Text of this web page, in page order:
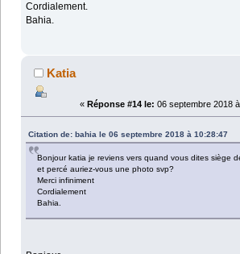
Cordialement.
Bahia.
Katia
« Réponse #14 le: 06 septembre 2018
Citation de: bahia le 06 septembre 2018 à 10:28:47
Bonjour katia je reviens vers quand vous dites siège
et percé auriez-vous une photo svp?
Merci infiniment
Cordialement
Bahia.